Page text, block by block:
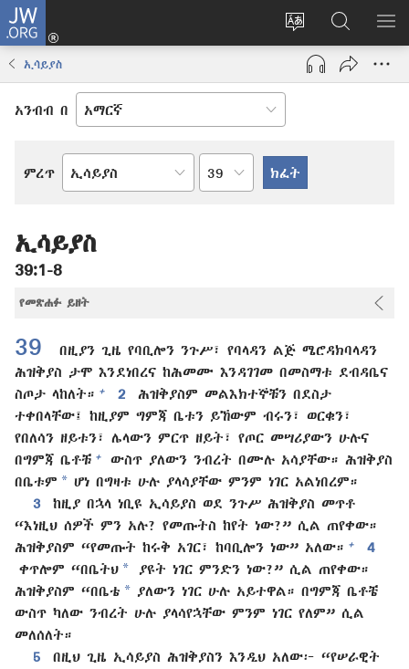
JW.ORG
የድረ
ገጹን
ቋንቋ
ግባ
(አዲስ
ዊንዶው
JW.ORG
ላይ
መፈለጊያ
ኢሳይያስ
አንብብ በ
ምረጥ
የመጽሐፍ
መጽሐፍ
በምዕራፍ
ኢሳይያስ
39:1-8
የመጽሐፉ ይዘት
39
በዚያን ጊዜ የባቢሎን ንጉሥ፣ የባላዳን ልጅ ሜሮዳክባላዳን
ሕዝቅያስ ታሞ እንደነበረና ከሕመሙ እንዳገገመ በመስማቱ ደብዳቤና
ስጦታ ላከለት። + 2
ሕዝቅያስም መልእክተኞቹን በደስታ
ተቀበላቸው፤ ከዚያም ግምጃ ቤቱን ይኸውም ብሩን፣ ወርቁን፣
የበለሳን ዘይቱን፣ ሌላውን ምርጥ ዘይት፣ የጦር መሣሪያውን ሁሉና
በግምጃ ቤቶቹ +
ውስጥ ያለውን ንብረት በሙሉ አሳያቸው። ሕዝቅያስ
በቤቱም * ሆነ በግዛቱ ሁሉ ያላሳያቸው ምንም ነገር አልነበረም።
3
ከዚያ በኋላ ነቢዩ ኢሳይያስ ወደ ንጉሥ ሕዝቅያስ መጥቶ
“እነዚህ ሰዎች ምን አሉ? የመጡትስ ከየት ነው?” ሲል ጠየቀው።
ሕዝቅያስም “የመጡት ከሩቅ አገር፣ ከባቢሎን ነው” አለው። +
4
ቀጥሎም “በቤትህ *
ያዩት ነገር ምንድን ነው?” ሲል ጠየቀው።
ሕዝቅያስም “በቤቴ * ያለውን ነገር ሁሉ አይተዋል። በግምጃ ቤቶቼ
ውስጥ ካለው ንብረት ሁሉ ያላሳየኋቸው ምንም ነገር የለም” ሲል
መለሰለት።
5
በዚህ ጊዜ ኢሳይያስ ሕዝቅያስን እንዲህ አለው፦ “የሠራዊት